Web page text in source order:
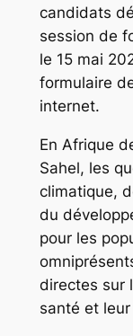
candidats
session de
le 15 mai
formulaire
internet.
En Afrique
Sahel, les
climatique,
du
pour les
directes sur
santé et